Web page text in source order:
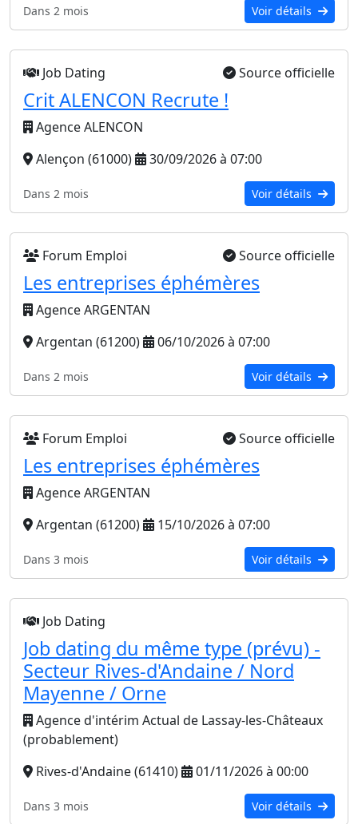
Dans 2 mois Voir détails
Job Dating Source officielle
Crit ALENCON Recrute !
Agence ALENCON
Alençon (61000)
30/09/2026 à 07:00
Dans 2 mois Voir détails
Forum Emploi Source officielle
Les entreprises éphémères
Agence ARGENTAN
Argentan (61200)
06/10/2026 à 07:00
Dans 2 mois Voir détails
Forum Emploi Source officielle
Les entreprises éphémères
Agence ARGENTAN
Argentan (61200)
15/10/2026 à 07:00
Dans 3 mois Voir détails
Job Dating
Job dating du même type (prévu) -
Secteur Rives-d'Andaine / Nord
Mayenne / Orne
Agence d'intérim Actual de Lassay-les-Châteaux
(probablement)
Rives-d'Andaine (61410)
01/11/2026 à 00:00
Dans 3 mois Voir détails